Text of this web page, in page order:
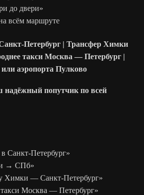
до двери»
всём маршруте
Петербург | Трансфер Химки
такси Москва — Петербург |
аэропорта Пулково
попутчик по всей
Санкт-Петербург»
→ СПб»
Химки — Санкт-Петербург»
Москва — Петербург»